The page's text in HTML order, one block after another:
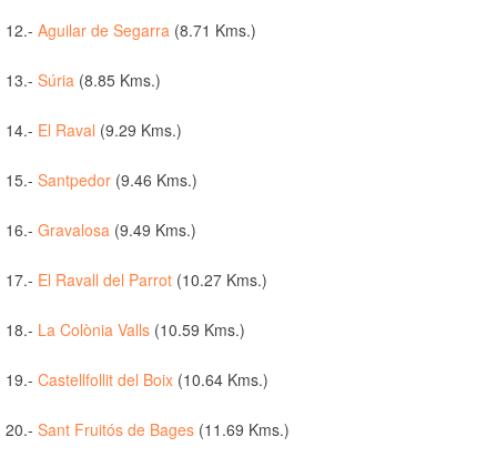
12.- Aguilar de Segarra (8.71 Kms.)
13.- Súria (8.85 Kms.)
14.- El Raval (9.29 Kms.)
15.- Santpedor (9.46 Kms.)
16.- Gravalosa (9.49 Kms.)
17.- El Ravall del Parrot (10.27 Kms.)
18.- La Colònia Valls (10.59 Kms.)
19.- Castellfollit del Boix (10.64 Kms.)
20.- Sant Fruitós de Bages (11.69 Kms.)